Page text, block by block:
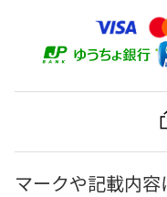
マークや記載内容